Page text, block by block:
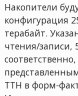
Накопители
конфигурация
терабайт.
чтения/записи,
ТТН в форм-